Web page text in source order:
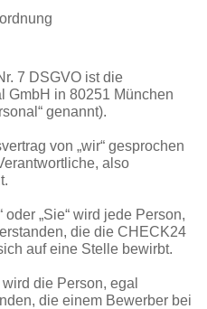
7 DSGVO ist die
GmbH in 80251 München
genannt).
von „wir“ gesprochen
also
oder „Sie“ wird jede Person,
die die CHECK24
auf eine Stelle bewirbt.
die Person, egal
die einem Bewerber bei